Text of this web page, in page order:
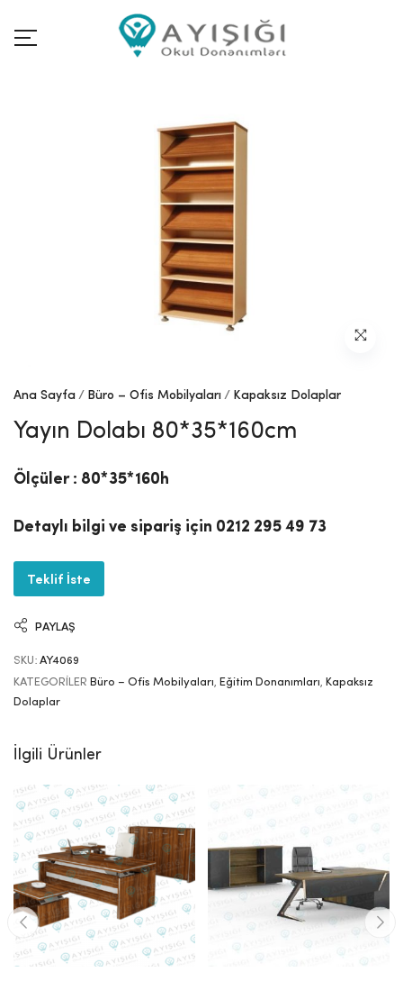
Ana Sayfa Büro – Ofis Mobilyaları Kapaksız Dolaplar
Yayın Dolabı 80*35*160cm
Ölçüler : 80*35*160h
Detaylı bilgi ve sipariş için 0212 295 49 73
Teklif İste
PAYLAŞ
SKU: AY4069
KATEGORILER Büro – Ofis Mobilyaları, Eğitim Donanımları, Kapaksız
Dolaplar
İlgili Ürünler